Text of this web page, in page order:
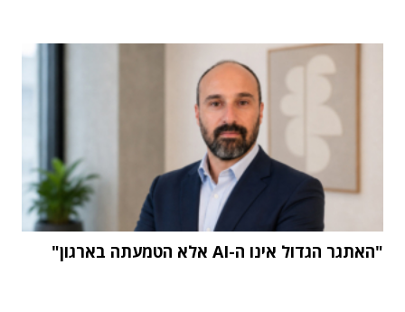
"האתגר הגדול אינו ה-AI אלא הטמעתה בארגון"